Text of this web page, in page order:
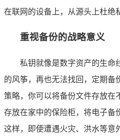
在联网的设备上，从源头上杜绝
重视备份的战略意义
私钥就像是数字资产的生命
的风筝，再也无法找回，定期备
策略，你可以将备份文件存放在
存放在家中的保险柜，将电子备
这样，即使遭遇火灾、洪水等意